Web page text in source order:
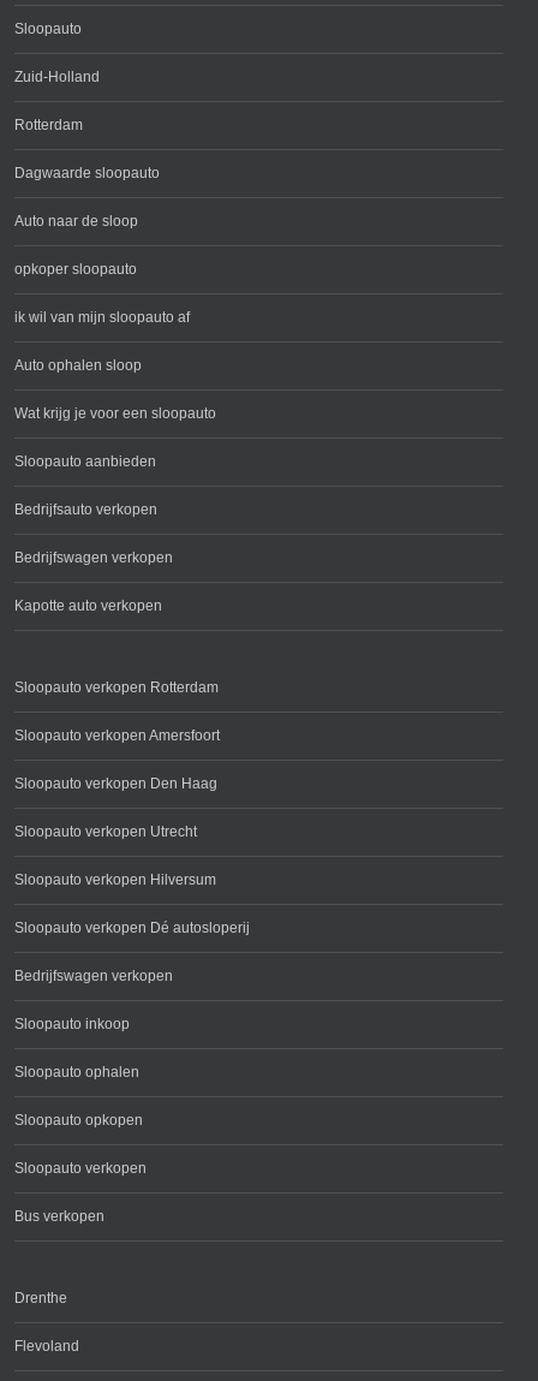
Sloopauto
Zuid-Holland
Rotterdam
Dagwaarde sloopauto
Auto naar de sloop
opkoper sloopauto
ik wil van mijn sloopauto af
Auto ophalen sloop
Wat krijg je voor een sloopauto
Sloopauto aanbieden
Bedrijfsauto verkopen
Bedrijfswagen verkopen
Kapotte auto verkopen
Sloopauto verkopen Rotterdam
Sloopauto verkopen Amersfoort
Sloopauto verkopen Den Haag
Sloopauto verkopen Utrecht
Sloopauto verkopen Hilversum
Sloopauto verkopen Dé autosloperij
Bedrijfswagen verkopen
Sloopauto inkoop
Sloopauto ophalen
Sloopauto opkopen
Sloopauto verkopen
Bus verkopen
Drenthe
Flevoland